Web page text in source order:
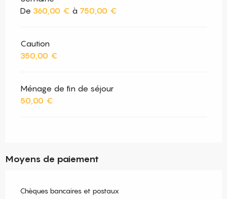
De 360,00 € à 750,00 €
Caution
350,00 €
Ménage de fin de séjour
50,00 €
Moyens de paiement
Chèques bancaires et postaux